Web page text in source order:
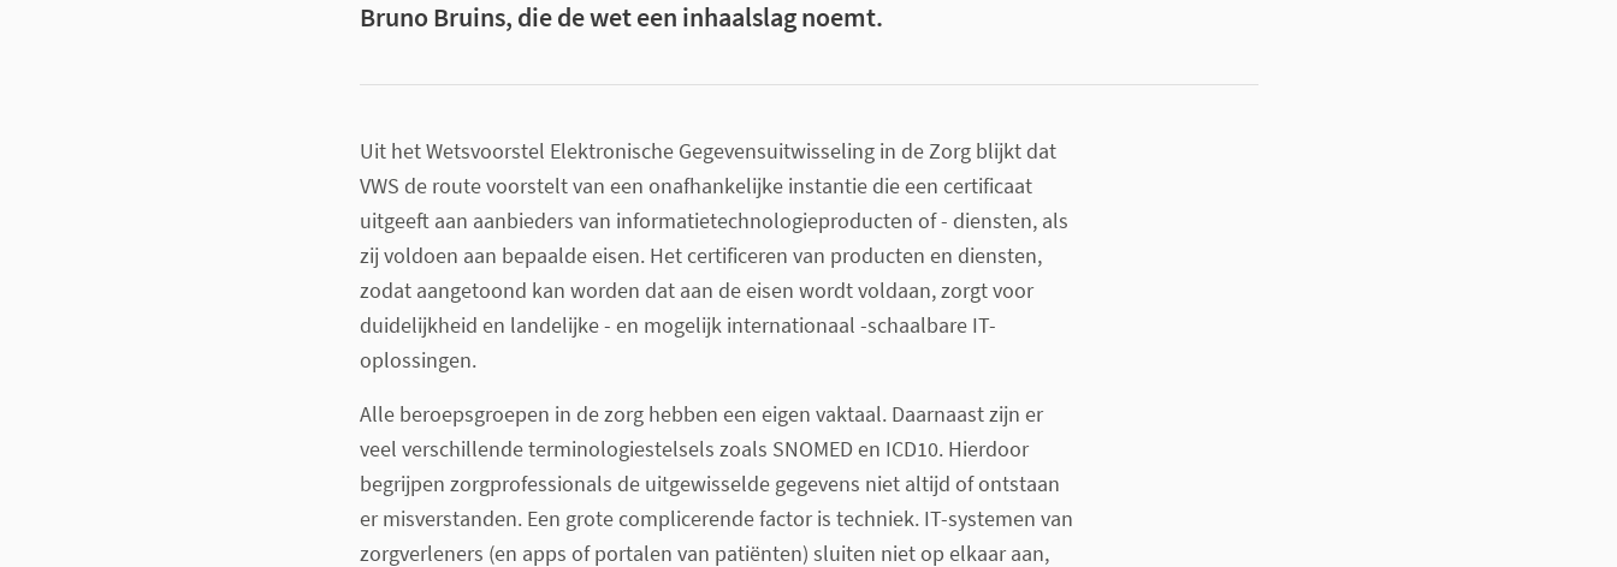
Bruno Bruins, die de wet een inhaalslag noemt.
Uit het Wetsvoorstel Elektronische Gegevensuitwisseling in de Zorg blijkt dat
VWS de route voorstelt van een onafhankelijke instantie die een certificaat
uitgeeft aan aanbieders van informatietechnologieproducten of - diensten, als
zij voldoen aan bepaalde eisen. Het certificeren van producten en diensten,
zodat aangetoond kan worden dat aan de eisen wordt voldaan, zorgt voor
duidelijkheid en landelijke - en mogelijk internationaal -schaalbare IT-
oplossingen.
Alle beroepsgroepen in de zorg hebben een eigen vaktaal. Daarnaast zijn er
veel verschillende terminologiestelsels zoals SNOMED en ICD10. Hierdoor
begrijpen zorgprofessionals de uitgewisselde gegevens niet altijd of ontstaan
er misverstanden. Een grote complicerende factor is techniek. IT-systemen van
zorgverleners (en apps of portalen van patiënten) sluiten niet op elkaar aan,